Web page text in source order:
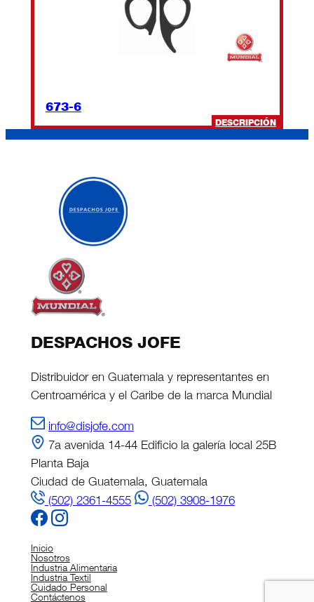
673-6
DESCRIPCIÓN:
DESPACHOS JOFE
Distribuidor en Guatemala y representantes en
Centroamérica y el Caribe de la marca Mundial
info@disjofe.com
7a avenida 14-44 Edificio la galería local 25B
Planta Baja
Ciudad de Guatemala, Guatemala
(502) 2361-4555
(502) 3908-1976
Inicio
Nosotros
Industria Alimentaria
Industria Textil
Cuidado Personal
Contáctenos